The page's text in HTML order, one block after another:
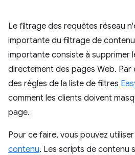
Le filtrage des requêtes réseau
importante du filtrage de
importante consiste à supprimer
directement des pages Web. Par
des règles de la liste de filtres
comment les clients doivent
page.
Pour ce faire, vous pouvez
contenu. Les scripts de contenu